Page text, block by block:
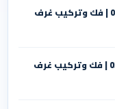
نجار الحمراء بمكة 0546138860⁩ | فك وتركيب غرف
نجار الفيحاء بمكة 0546138860⁩ | فك وتركيب غرف